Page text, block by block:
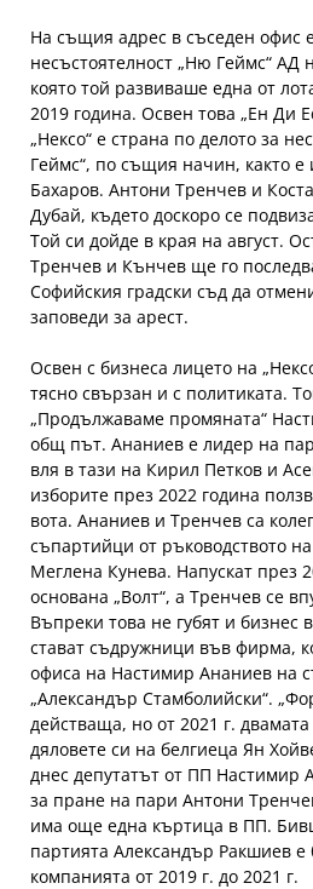
На същия адрес в съседен офис
несъстоятелност „Ню Геймс“ АД
която той развиваше една от
2019 година. Освен това „Ен Ди
„Нексо“ е страна по делото за
Геймс“, по същия начин, както е
Бахаров. Антони Тренчев и
Дубай, където доскоро се
Той си дойде в края на август.
Тренчев и Кънчев ще го
Софийския градски съд да
заповеди за арест.
Освен с бизнеса лицето на
тясно свързан и с политиката.
„Продължаваме промяната“
общ път. Ананиев е лидер на
вля в тази на Кирил Петков и
изборите през 2022 година
вота. Ананиев и Тренчев са
съпартийци от ръководството
Меглена Кунева. Напускат през
основана „Волт“, а Тренчев се
Въпреки това не губят и бизнес
стават съдружници във фирма,
офиса на Настимир Ананиев на
„Александър Стамболийски“.
действаща, но от 2021 г.
дяловете си на белгиеца Ян
днес депутатът от ПП Настимир
за пране на пари Антони
има още една къртица в ПП.
партията Александър Ракшиев
компанията от 2019 г. до 2021 г.